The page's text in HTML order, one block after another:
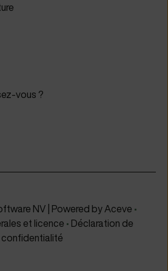
vous ?
NV | Powered byAceve •
et licence • Déclaration de
confidentialité